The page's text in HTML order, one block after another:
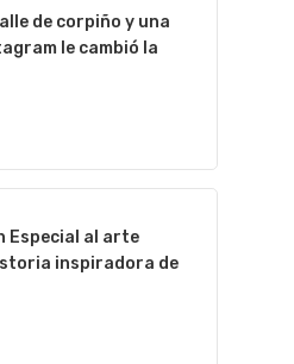
de corpiño y una
le cambió la
Especial al arte
inspiradora de